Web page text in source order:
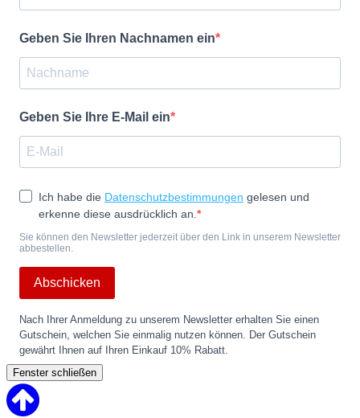
Geben Sie Ihren Nachnamen ein
Geben Sie Ihre E-Mail ein
Ich habe die Datenschutzbestimmungen gelesen und
erkenne diese ausdrücklich an.
Sie können den Newsletter jederzeit über den Link in unserem Newsletter
abbestellen.
Abschicken
Nach Ihrer Anmeldung zu unserem Newsletter erhalten Sie einen
Gutschein, welchen Sie einmalig nutzen können. Der Gutschein
gewährt Ihnen auf Ihren Einkauf 10% Rabatt.
Fenster schließen
to